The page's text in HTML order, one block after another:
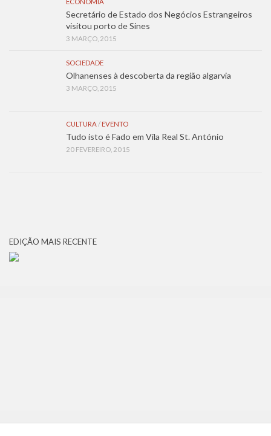
Secretário de Estado dos Negócios Estrangeiros
visitou porto de Sines
3 MARÇO, 2015
SOCIEDADE
Olhanenses à descoberta da região algarvia
3 MARÇO, 2015
CULTURA/ EVENTO
Tudo isto é Fado em Vila Real St. António
20 FEVEREIRO, 2015
EDIÇÃO MAIS RECENTE